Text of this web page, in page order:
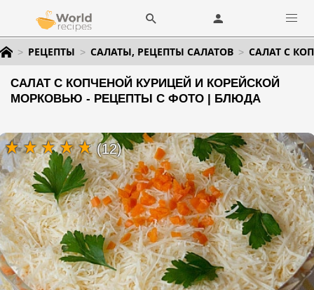
РЕЦЕПТЫ САЛАТЫ, РЕЦЕПТЫ САЛАТОВ САЛАТ С
САЛАТ С КОПЧЕНОЙ КУРИЦЕЙ И КОРЕЙСКОЙ
МОРКОВЬЮ - РЕЦЕПТЫ С ФОТО | БЛЮДА
(12)